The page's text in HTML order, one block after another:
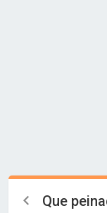
Que